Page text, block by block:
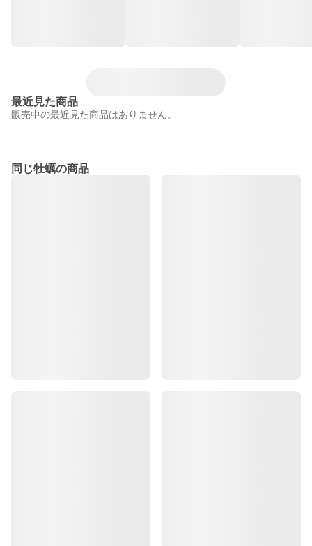
最近見た商品
販売中の最近見た商品はありません。
同じ牡蠣の商品